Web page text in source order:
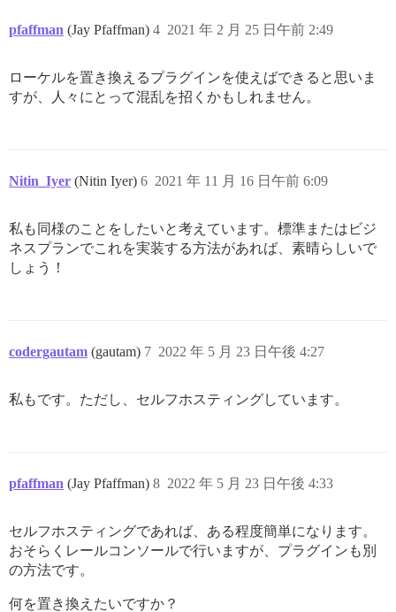
pfaffman (Jay Pfaffman) 2021 年 2 月 25 日午前 2:49
4
ローケルを置き換えるプラグインを使えばできると思いま
すが、人々にとって混乱を招くかもしれません。
Nitin_Iyer (Nitin Iyer) 2021 年 11 月 16 日午前 6:09
6
私も同様のことをしたいと考えています。標準またはビジ
ネスプランでこれを実装する方法があれば、素晴らしいで
しょう！
codergautam (gautam) 2022 年 5 月 23 日午後 4:27
7
私もです。ただし、セルフホスティングしています。
pfaffman (Jay Pfaffman) 2022 年 5 月 23 日午後 4:33
8
セルフホスティングであれば、ある程度簡単になります。
おそらくレールコンソールで行いますが、プラグインも別
の方法です。
何を置き換えたいですか？